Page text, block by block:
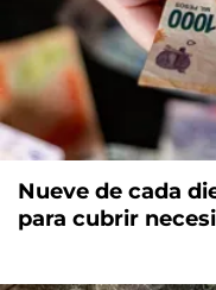
Nueve de cada
para cubrir